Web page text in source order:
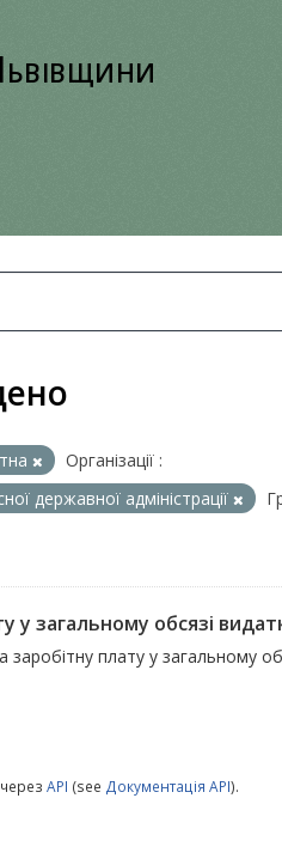
Організації :
державної адміністрації
у загальному обсязі
заробітну плату у загальному
API (see Документація API).